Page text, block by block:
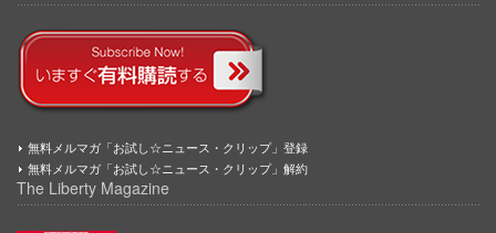
無料メルマガ「お試し☆ニュース・クリップ」登録
無料メルマガ「お試し☆ニュース・クリップ」解約
The Liberty Magazine